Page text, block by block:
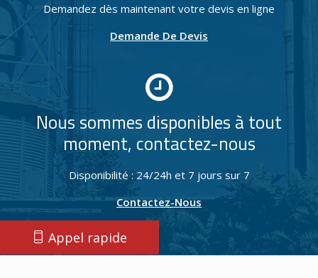
Demandez dès maintenant votre devis en ligne
Demande De Devis
Nous sommes disponibles à tout
moment, contactez-nous
Disponibilité : 24/24h et 7 jours sur 7
Contactez-Nous
Appel rapide